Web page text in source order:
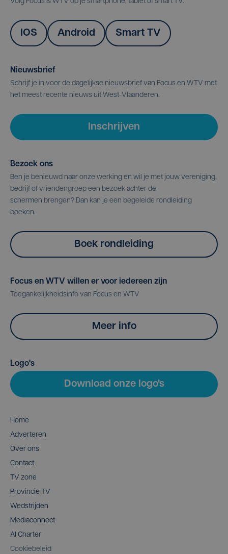
IOS Android Smart TV
Nieuwsbrief
Schrijf je in voor de dagelijkse nieuwsbrief van Focus en WTV met
het meest recente nieuws uit West-Vlaanderen.
Inschrijven
Bezoek ons
Ben je benieuwd naar onze werking en wil je met jouw vereniging,
bedrijf of vriendengroep een bezoek achter de
schermen brengen? Dan kan je een begeleide rondleiding
boeken.
Boek rondleiding
Focus en WTV willen er voor iedereen zijn
Toegankelijkheidsinfo van Focus en WTV
Meer info
Logo's
Download onze logo's
Home
Adverteren
Over ons
Contact
TV zone
Provincie TV
Wedstrijden
Mediaconnect
AI Charter
Cookiebeleid